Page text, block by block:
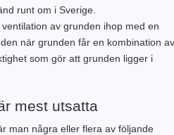
runt om i Sverige.
av grunden ihop med en
när grunden får en kombination av
som gör att grunden ligger i
mest utsatta
man några eller flera av följande